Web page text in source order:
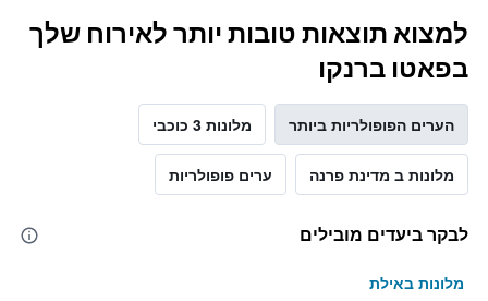
למצוא תוצאות טובות יותר לאירוח שלך
בפאטו ברנקו
הערים הפופולריות ביותר מלונות 3 כוכבי
מלונות ב מדינת פרנה ערים פופולריות
לבקר ביעדים מובילים
מלונות באילת